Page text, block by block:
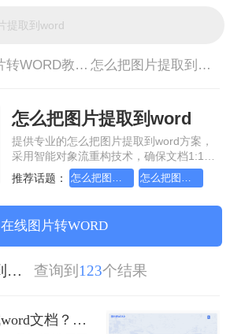
图片转WORD教程> 怎么把图片提取到word
怎么把图片提取到word
提供专业的怎么把图片提取到word方案，
采用智能对象流重构技术，确保文档1:1高
保真还原且排版不乱码。支持一键批量处
理，全链路 SSL 加密保障隐私安全。助您
装，高效办公。
推荐话题： 怎么把图片转换成word文档 怎么把图片转换成word文档格式
在线图片转WORD
怎么把图片提取到word 查询到 123个结果
怎么把图片转换成word文档？这三个方法帮你轻松解决！